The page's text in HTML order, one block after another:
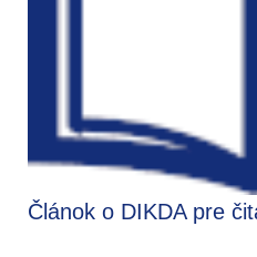
Článok o DIKDA pre